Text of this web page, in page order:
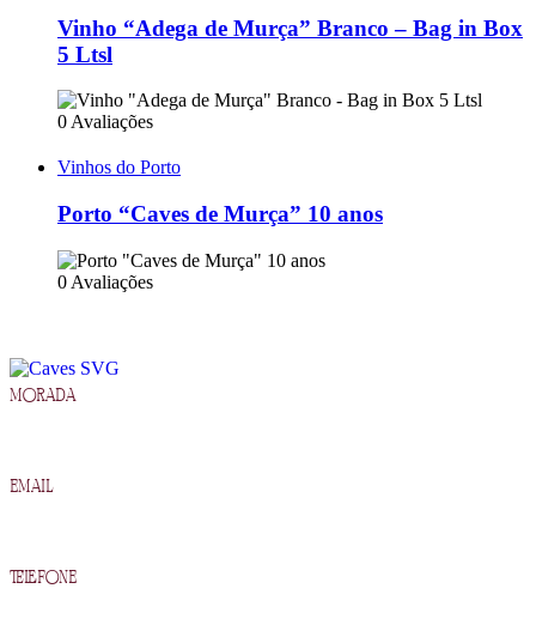
Vinho “Adega de Murça” Branco – Bag in Box
5 Ltsl
0 Avaliações
Vinhos do Porto
Porto “Caves de Murça” 10 anos
0 Avaliações
morada
email
telefone